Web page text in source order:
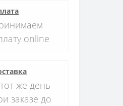
online
же день
заказе до